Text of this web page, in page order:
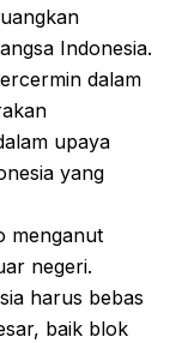
Indonesia.
dalam
upaya
yang
menganut
negeri.
harus bebas
baik blok